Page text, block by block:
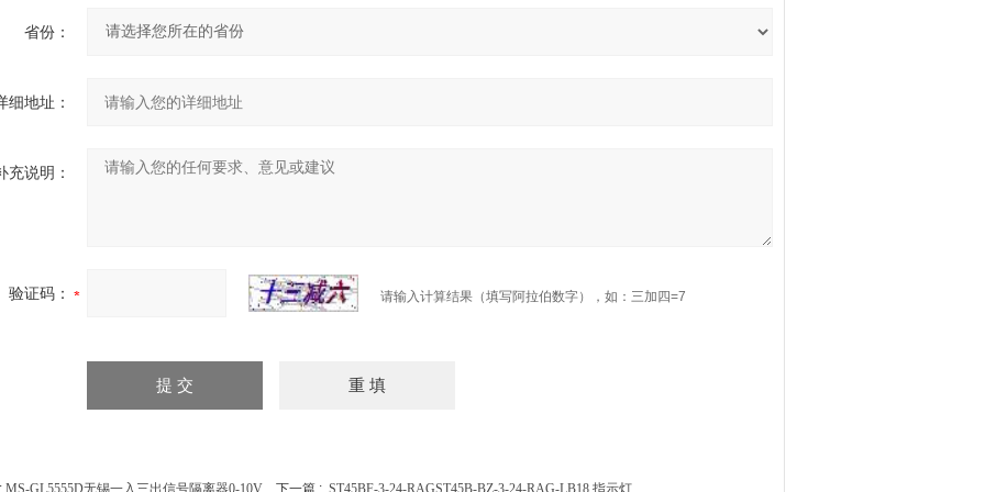
省份：
细地址：
充说明：
验证码： 请输入计算结果（填写阿拉伯数字），如：三加四=7
MS-GL5555D无锡一入三出信号隔离器0-10V 下一篇 : ST45BF-3-24-RAGST45B-BZ-3-24-RAG-LB18 指示灯